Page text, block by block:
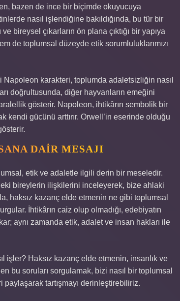
bazen de ince bir biçimde okuyucuya
nasıl işlendiğine bakıldığında, bu tür bir
bireysel çıkarların ön plana çıktığı bir yapıya
de toplumsal düzeyde etik sorumluluklarımızı
Napoleon karakteri, toplumda adaletsizliğin nasıl
doğrultusunda, diğer hayvanların emeğini
gösterir. Napoleon, ihtikârın sembolik bir
kendi gücünü arttırır. Orwell’in eserinde olduğu
DAIR MESAJI
etik ve adaletle ilgili derin bir meseledir.
bireylerin ilişkilerini inceleyerek, bize ahlaki
haksız kazanç elde etmenin ne gibi toplumsal
İhtikârın caiz olup olmadığı, edebiyatın
aynı zamanda etik, adalet ve insan hakları ile
işler? Haksız kazanç elde etmenin, insanlık ve
bu soruları sorgulamak, bizi nasıl bir toplumsal
tartışmayı derinleştirebiliriz.